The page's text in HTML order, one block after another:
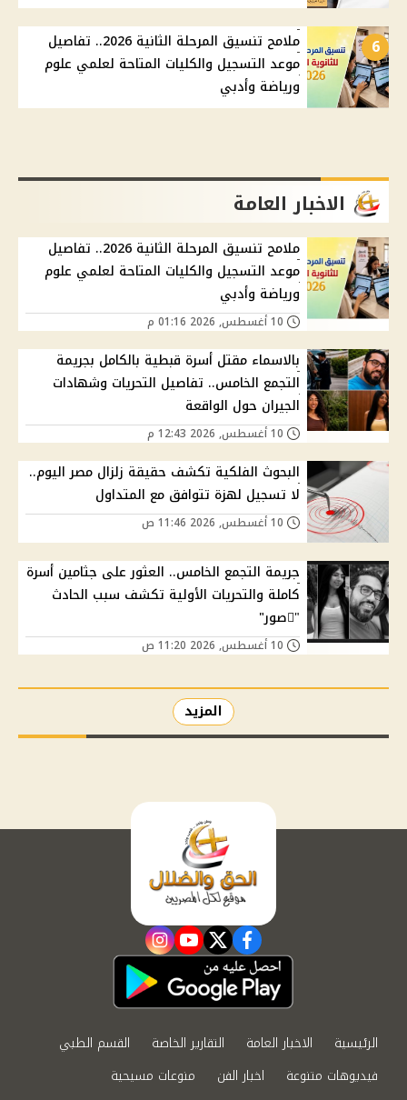
6
ملامح تنسيق المرحلة الثانية 2026.. تفاصيل
موعد التسجيل والكليات المتاحة لعلمي علوم
ورياضة وأدبي
الاخبار العامة
ملامح تنسيق المرحلة الثانية 2026.. تفاصيل
موعد التسجيل والكليات المتاحة لعلمي علوم
ورياضة وأدبي
بالاسماء مقتل أسرة قبطية بالكامل بجريمة
التجمع الخامس.. تفاصيل التحريات وشهادات
الجيران حول الواقعة
البحوث الفلكية تكشف حقيقة زلزال مصر اليوم..
لا تسجيل لهزة تتوافق مع المتداول
جريمة التجمع الخامس.. العثور على جثامين أسرة
كاملة والتحريات الأولية تكشف سبب الحادث
"ًصور"
المزيد
facebook
twitter
youtube
instagram
الرئيسية الاخبار العامة التقارير الخاصة
القسم الطبي
فيديوهات متنوعة
اخبار الفن
منوعات مسيحية